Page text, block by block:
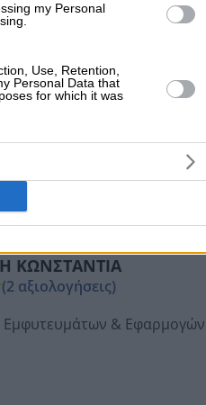
my Personal
Use, Retention,
Personal Data that
for which it was
Θεραπεία –
ΚΩΝΣΤΑΝΤΙΑ
(2 αξιολογήσεις)
& Εφαρμογών